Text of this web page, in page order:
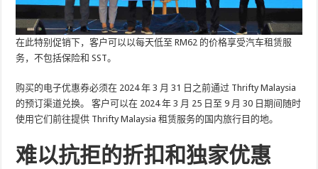
在此特别促销下，客户可以以每天低至 RM62 的价格享受汽车租赁服
务，不包括保险和 SST。
购买的电子优惠券必须在 2024 年 3 月 31 日之前通过 Thrifty Malaysia
的预订渠道兑换。 客户可以在 2024 年 3 月 25 日至 9 月 30 日期间随时
使用它们前往提供 Thrifty Malaysia 租赁服务的国内旅行目的地。
难以抗拒的折扣和独家优惠